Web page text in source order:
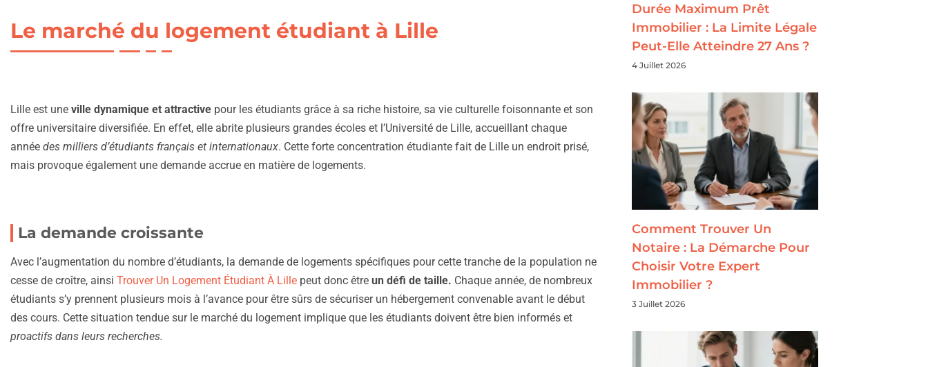
Le marché du logement étudiant à Lille
Lille est une ville dynamique et attractive pour les étudiants grâce à sa riche histoire, sa vie culturelle foisonnante et son
offre universitaire diversifiée. En effet, elle abrite plusieurs grandes écoles et l’Université de Lille, accueillant chaque
année des milliers d’étudiants français et internationaux. Cette forte concentration étudiante fait de Lille un endroit prisé,
mais provoque également une demande accrue en matière de logements.
La demande croissante
Avec l’augmentation du nombre d’étudiants, la demande de logements spécifiques pour cette tranche de la population ne
cesse de croître, ainsi Trouver Un Logement Étudiant À Lille peut donc être un défi de taille. Chaque année, de nombreux
étudiants s’y prennent plusieurs mois à l’avance pour être sûrs de sécuriser un hébergement convenable avant le début
des cours. Cette situation tendue sur le marché du logement implique que les étudiants doivent être bien informés et
proactifs dans leurs recherches.
Durée Maximum Prêt
Immobilier : La Limite Légale
Peut-Elle Atteindre 27 Ans ?
4 Juillet 2026
Comment Trouver Un
Notaire : La Démarche Pour
Choisir Votre Expert
Immobilier ?
3 Juillet 2026